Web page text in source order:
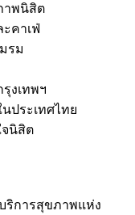
าพนิสิต
คาเฟ่
รม
งเทพฯ
ประเทศไทย
จนิสิต
ริการสุขภาพแห่ง